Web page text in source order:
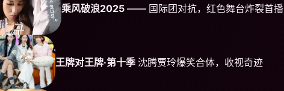
乘风破浪2025 —— 国际团对抗，红色舞台炸裂首播
王牌对王牌·第十季 沈腾贾玲爆笑合体，收视奇迹